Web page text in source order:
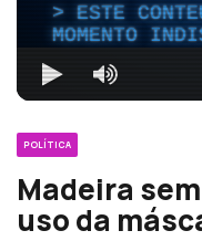
ESTE
MOMENTO
POLÍTICA
Madeira
uso da